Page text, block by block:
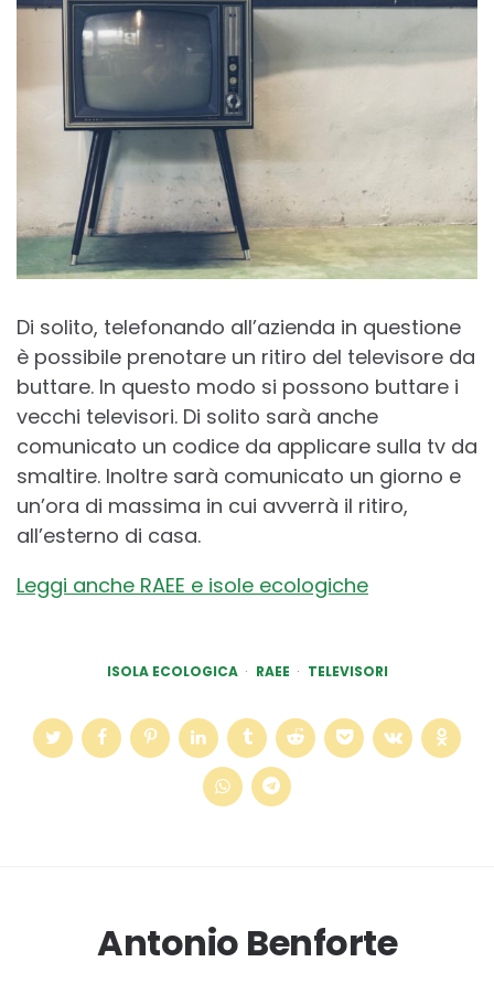
Di solito, telefonando all’azienda in questione
è possibile prenotare un ritiro del televisore da
buttare. In questo modo si possono buttare i
vecchi televisori. Di solito sarà anche
comunicato un codice da applicare sulla tv da
smaltire. Inoltre sarà comunicato un giorno e
un’ora di massima in cui avverrà il ritiro,
all’esterno di casa.
Leggi anche RAEE e isole ecologiche
ISOLA ECOLOGICA RAEE TELEVISORI
Antonio Benforte